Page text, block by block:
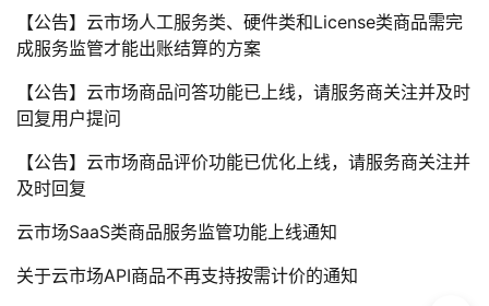
【公告】云市场人工服务类、硬件类和License类商品需完
成服务监管才能出账结算的方案
【公告】云市场商品问答功能已上线，请服务商关注并及时
回复用户提问
【公告】云市场商品评价功能已优化上线，请服务商关注并
及时回复
云市场SaaS类商品服务监管功能上线通知
关于云市场API商品不再支持按需计价的通知